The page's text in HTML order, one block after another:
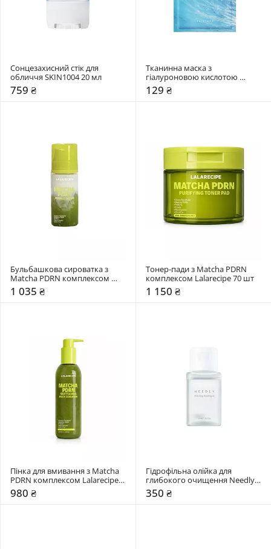
Сонцезахисний стік для
обличчя SKIN1004 20 мл
759 ₴
Тканинна маска з
гіалуроновою кислотою
SKIN1004 23 мл
129 ₴
Бульбашкова сироватка з
Matcha PDRN комплексом
Lalarecipe 95 мл
1 035 ₴
Тонер-пади з Matcha PDRN
комплексом Lalarecipe 70 шт
1 150 ₴
Пінка для вмивання з Matcha
PDRN комплексом Lalarecipe
200 мл
980 ₴
Гідрофільна олійка для
глибокого очищення Needly
30 мл
350 ₴